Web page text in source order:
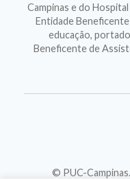
Campinas e do
Entidade Beneficente
educação,
Beneficente de
© PUC-